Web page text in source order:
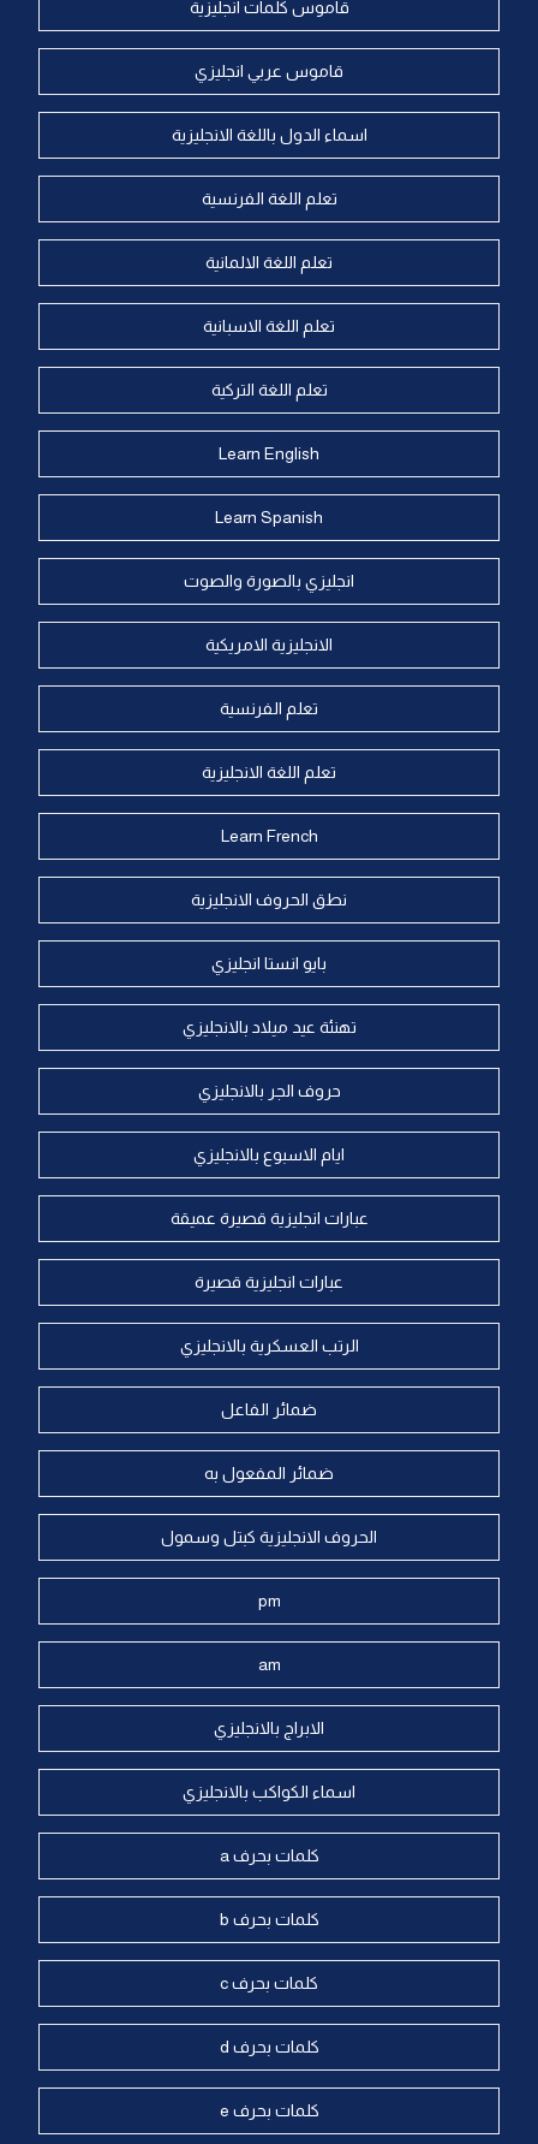
قاموس كلمات انجليزية
قاموس عربي انجليزي
اسماء الدول باللغة الانجليزية
تعلم اللغة الفرنسية
تعلم اللغة الالمانية
تعلم اللغة الاسبانية
تعلم اللغة التركية
Learn English
Learn Spanish
انجليزي بالصورة والصوت
الانجليزية الامريكية
تعلم الفرنسية
تعلم اللغة الانجليزية
Learn French
نطق الحروف الانجليزية
بايو انستا انجليزي
تهنئة عيد ميلاد بالانجليزي
حروف الجر بالانجليزي
ايام الاسبوع بالانجليزي
عبارات انجليزية قصيرة عميقة
عبارات انجليزية قصيرة
الرتب العسكرية بالانجليزي
ضمائر الفاعل
ضمائر المفعول به
الحروف الانجليزية كبتل وسمول
pm
am
الابراج بالانجليزي
اسماء الكواكب بالانجليزي
كلمات بحرف a
كلمات بحرف b
كلمات بحرف c
كلمات بحرف d
كلمات بحرف e